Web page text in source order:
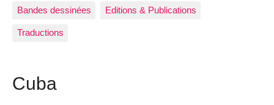
Bandes dessinées Editions & Publications
Traductions
Cuba